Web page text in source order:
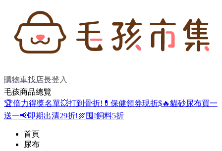
購物車找店長登入
毛孩商品總覽
🏆倍力得獎名單💥打到骨折! 💊保健領券現折$🔥貓砂尿布買一
送一📢即期出清29折!🍖囤!飼料5折
首頁
尿布